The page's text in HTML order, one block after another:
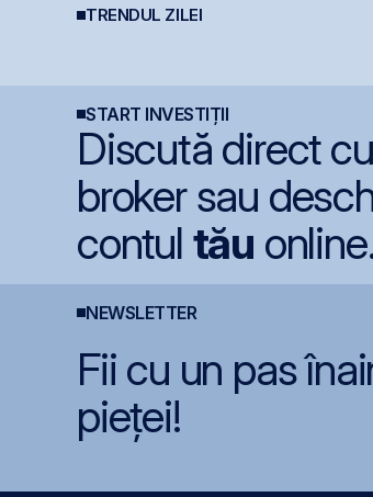
TRENDUL ZILEI
Simtel Team cedează
START INVESTIȚII
Discută direct
broker sau
contul tău
NEWSLETTER
Fii cu un pas
pieței!